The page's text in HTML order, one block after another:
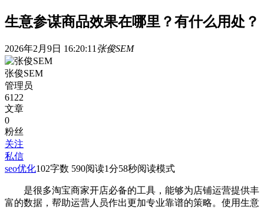
生意参谋商品效果在哪里？有什么用处？
2026年2月9日 16:20:11 张俊SEM
张俊SEM
管理员
6122
文章
0
粉丝
关注
私信
seo优化102字数 590阅读1分58秒阅读模式
是很多淘宝商家开店必备的工具，能够为店铺运营提供丰
富的数据，帮助运营人员作出更加专业靠谱的策略。使用生意